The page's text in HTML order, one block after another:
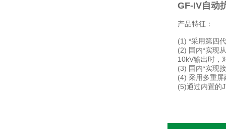
GF-IV自动
产品特征：
(1) *采用第四
(2) 国内*实现
10kV输出时，
(3) 国内*实现
(4) 采用多重屏
(5)通过内置的